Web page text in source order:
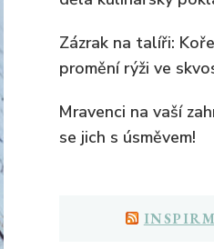
Zázrak na talíři:
promění rýži ve
Mravenci na vaší
se jich s úsměvem!